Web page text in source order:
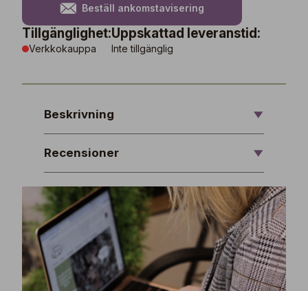
Beställ ankomstavisering
Tillgänglighet:
Verkkokauppa
Uppskattad leveranstid:
Inte tillgänglig
Beskrivning
Recensioner